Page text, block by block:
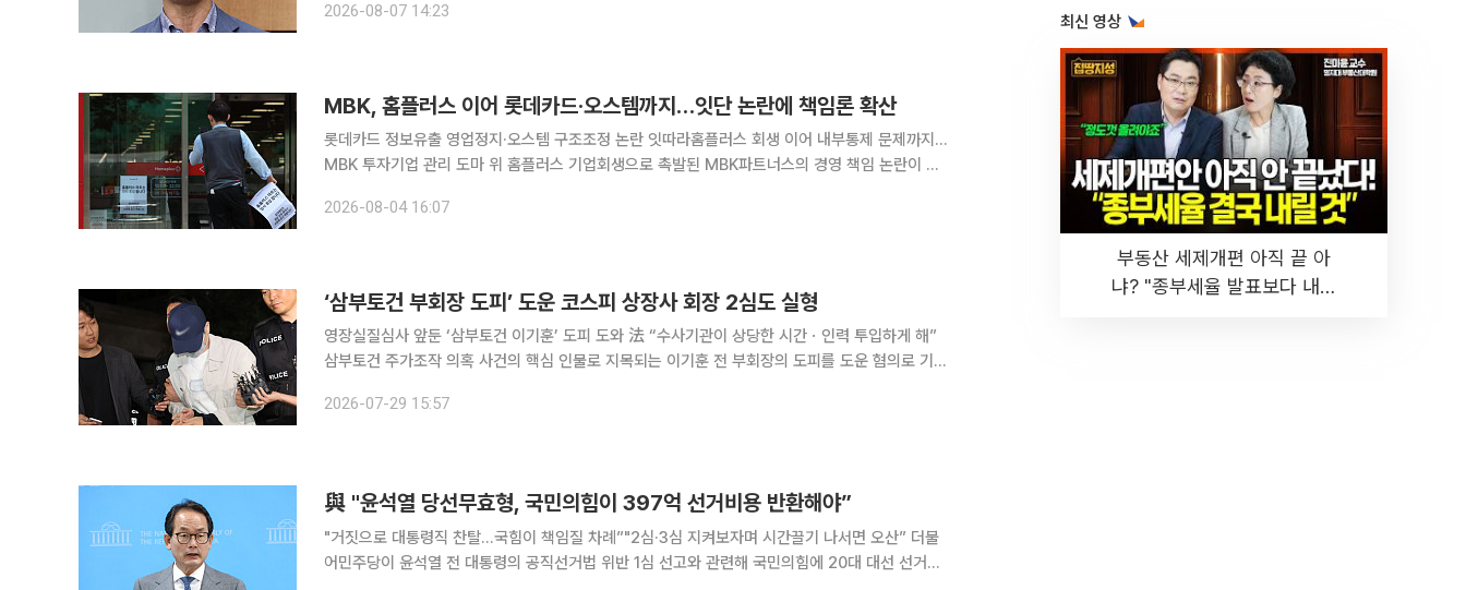
치사 혐의 등을 받는 임 전 사단장의 선고 공판을 열고 1심과
2026-08-07 14:23
MBK, 홈플러스 이어 롯데카드·오스템까지…잇단 논란에 책임론 확산
롯데카드 정보유출 영업정지·오스템 구조조정 논란 잇따라홈플러스 회생 이어 내부통제 문제까지…
MBK 투자기업 관리 도마 위 홈플러스 기업회생으로 촉발된 MBK파트너스의 경영 책임 논란이 롯
자기업에서 정보보호 부실과 구조조정 논란이 잇따르면서 사모펀드(PEF) 운용사
2026-08-04 16:07
‘삼부토건 부회장 도피’ 도운 코스피 상장사 회장 2심도 실형
영장실질심사 앞둔 ‘삼부토건 이기훈’ 도피 도와 法 “수사기관이 상당한 시간ㆍ인력 투입하게 해”
삼부토건 주가조작 의혹 사건의 핵심 인물로 지목되는 이기훈 전 부회장의 도피를 도운 혐의로 기소
판사)는 29일 범인은닉 등 혐의로 기소된 이 씨의 항소심에서
2026-07-29 15:57
與 "윤석열 당선무효형, 국민의힘이 397억 선거비용 반환해야”
"거짓으로 대통령직 찬탈…국힘이 책임질 차례”"2심·3심 지켜보자며 시간끌기 나서면 오산” 더불
어민주당이 윤석열 전 대통령의 공직선거법 위반 1심 선고와 관련해 국민의힘에 20대 대선 선거비
최신 영상
부동산 세제개편 아직 끝 아
냐? "종부세율 발표보다 내릴